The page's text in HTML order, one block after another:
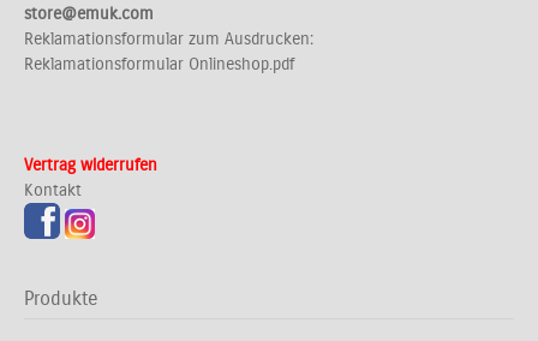
store@emuk.com
Reklamationsformular zum Ausdrucken:
Reklamationsformular Onlineshop.pdf
Vertrag widerrufen
Kontakt
Produkte